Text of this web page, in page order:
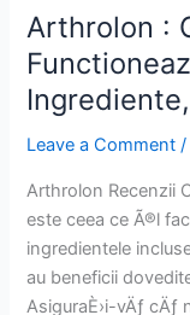
Recenzii,
Functioneaza,
Pret,
Ingrediente,
Original,
Cumpara
!!
Arthrolon :
Leave a Comment
Arthrolon Recenzii
este ceea ce Ã®l
ingredientele
au beneficii
AsiguraÈ›i-vÄƒ cÄƒ